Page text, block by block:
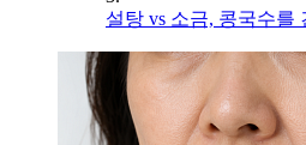
설탕 vs 소금, 콩국수를